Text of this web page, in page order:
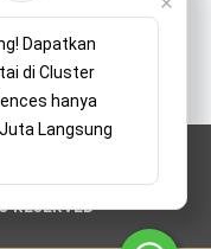
website merupakan
mutu, spesifikasi
Pembangunan
dan perencanaan yang
foto yang ditampilkan
dari perjanjian jual beli.
RESERVED
Dapatkan
di Cluster
hanya
Langsung